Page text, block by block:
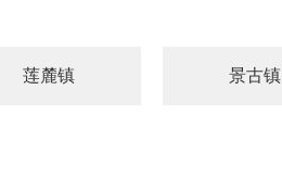
莲麓镇 景古镇